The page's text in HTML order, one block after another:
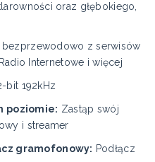
oraz głębokiego,
bezprzewodowo z serwisów
Internetowe i więcej
bit 192kHz
poziomie: Zastąp swój
i streamer
gramofonowy: Podłącz